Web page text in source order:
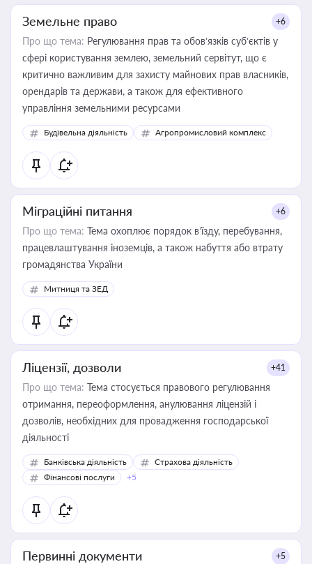
Земельне право +6
Про що тема: Регулювання прав та обов’язків суб’єктів у
сфері користування землею, земельний сервітут, що є
критично важливим для захисту майнових прав власників,
орендарів та держави, а також для ефективного
управління земельними ресурсами
Будівельна діяльність Агропромисловий комплекс
Міграційні питання +6
Про що тема: Тема охоплює порядок в’їзду, перебування,
працевлаштування іноземців, а також набуття або втрату
громадянства України
Митниця та ЗЕД
Ліцензії, дозволи +41
Про що тема: Тема стосується правового регулювання
отримання, переоформлення, анулювання ліцензій і
дозволів, необхідних для провадження господарської
діяльності
Банківська діяльність
Страхова діяльність
Фінансові послуги
+5
Первинні документи +5